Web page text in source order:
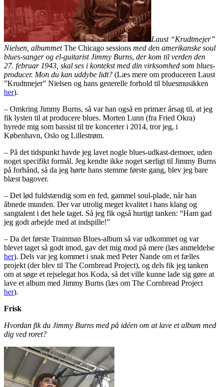
Laust “Krudtmejer”
Nielsen, albummetThe Chicago sessions med den amerikanske soul
blues-sanger og el-guitarist Jimmy Burns, der kom til verden den
27. februar 1943, skal ses i kontekst med din virksomhed som blues-
producer. Mon du kan uddybe lidt? (Læs mere om produceren Laust
”Krudtmejer” Nielsen og hans generelle forhold til bluesmusikken
her).
– Omkring Jimmy Burns, så var han også en primær årsag til, at jeg
fik lysten til at producere blues. Morten Lunn (fra Fried Okra)
hyrede mig som bassist til tre koncerter i 2014, tror jeg, i
København, Oslo og Lillestrøm.
– På det tidspunkt havde jeg lavet nogle blues-udkast-demoer, uden
noget specifikt formål. Jeg kendte ikke noget særligt til Jimmy Burns
på forhånd, så da jeg hørte hans stemme første gang, blev jeg bare
blæst bagover.
– Det lød fuldstændig som en fed, gammel soul-plade, når han
åbnede munden. Der var utrolig meget kvalitet i hans klang og
sangtalent i det hele taget. Så jeg fik også hurtigt tanken: “Ham gad
jeg godt arbejde med at indspille!”
– Da det første Trainman Blues-album så var udkommet og var
blevet taget så godt imod, gav det mig mod på mere (læs anmeldelse
her). Dels var jeg kommet i snak med Peter Nande om et fælles
projekt (der blev til The Cornbread Project), og dels fik jeg tanken
om at søge et rejselegat hos Koda, så det ville kunne lade sig gøre at
lave et album med Jimmy Burns (læs om The Cornbread Project
her).
Frisk
Hvordan fik du Jimmy Burns med på idéen om at lave et album med
dig ved roret?